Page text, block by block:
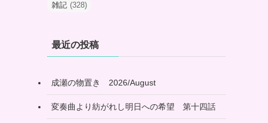
雑記 (328)
最近の投稿
成瀬の物置き 2026/August
変奏曲より紡がれし明日への希望 第十四話